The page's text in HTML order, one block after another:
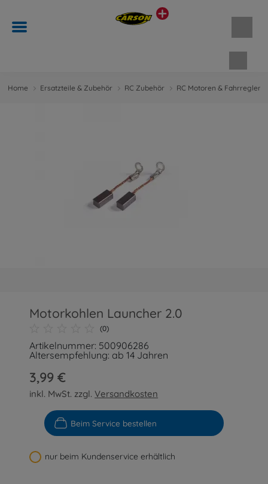
Home Ersatzteile & Zubehör RC Zubehör RC Motoren & Fahrregler
Motorkohlen Launcher 2.0
(0)
Artikelnummer: 500906286
Altersempfehlung: ab 14 Jahren
3,99 €
inkl. MwSt. zzgl.Versandkosten
Beim Service bestellen
nur beim Kundenservice erhältlich